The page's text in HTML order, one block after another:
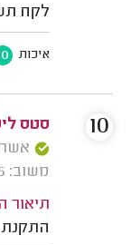
לקח
איכות
סטס
אשרור: 03/
משוב: 23/07/2025
תיאור
התקנת 4 נקודות רשת.
10